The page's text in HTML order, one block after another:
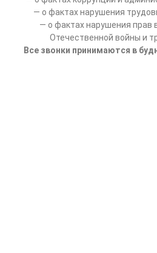
— о фактах нарушения
— о фактах нарушения прав
Отечественной войны и
Все звонки принимаются в